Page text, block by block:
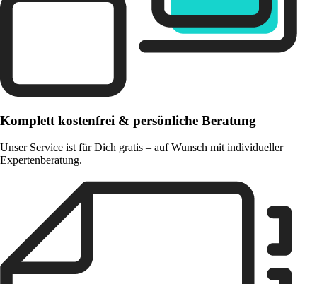
Komplett kostenfrei & persönliche Beratung
Unser Service ist für Dich gratis – auf Wunsch mit individueller
Expertenberatung.